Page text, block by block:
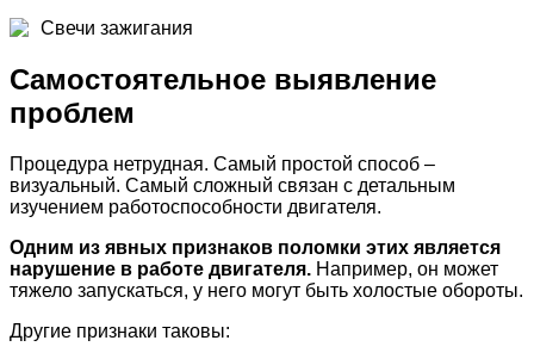
Свечи зажигания
Самостоятельное выявление
проблем
Процедура нетрудная. Самый простой способ –
визуальный. Самый сложный связан с детальным
изучением работоспособности двигателя.
Одним из явных признаков поломки этих является
нарушение в работе двигателя. Например, он может
тяжело запускаться, у него могут быть холостые обороты.
Другие признаки таковы: